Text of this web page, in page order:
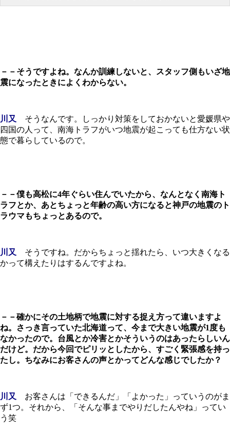
－－そうですよね。なんか訓練しないと、スタッフ側もいざ地
震になったときによくわからない。
川又 そうなんです。しっかり対策をしておかないと愛媛県や
四国の人って、南海トラフがいつ地震が起こっても仕方ない状
態で暮らしているので。
－－僕も高松に4年ぐらい住んでいたから、なんとなく南海ト
ラフとか、あとちょっと年齢の高い方になると神戸の地震のト
ラウマもちょっとあるので。
川又 そうですね。だからちょっと揺れたら、いつ大きくなる
かって構えたりはするんですよね。
－－確かにその土地柄で地震に対する捉え方って違いますよ
ね。さっき言っていた北海道って、今まで大きい地震が1度も
なかったので。台風とか冷害とかそういうのはあったらしいん
だけど。だから今回でピリッとしたから、すごく緊張感を持っ
たし。ちなみにお客さんの声とかってどんな感じでしたか？
川又 お客さんは「できるんだ」「よかった」っていうのがま
ず1つ。それから、「そんな事までやりだしたんやね」ってい
う笑